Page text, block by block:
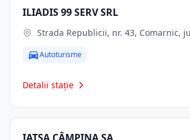
ILIADIS 99 SERV SRL
Strada Republicii, nr. 43, Comarnic,
Autoturisme
Detalii stație